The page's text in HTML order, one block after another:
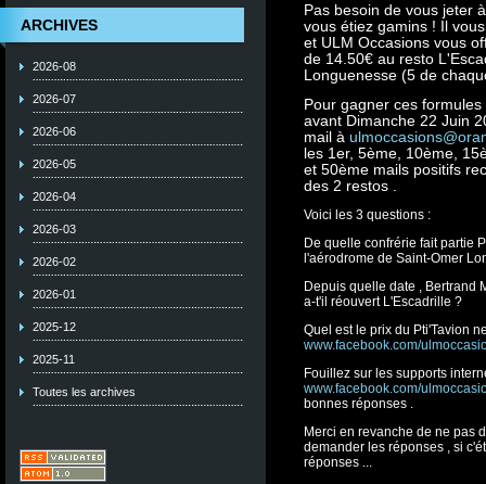
ARCHIVES
2026-08
2026-07
2026-06
2026-05
2026-04
2026-03
2026-02
2026-01
2025-12
2025-11
Toutes les archives
Pas besoin de vous jeter
vous étiez gamins ! Il
et ULM Occasions vous
de 14.50€ au resto
Longuenesse (5 de
Pour gagner ces
avant Dimanche 22 Juin
mail à
les 1er, 5ème, 10ème,
et 50ème mails positifs
des 2 restos .
Voici les 3 questions :
De quelle confrérie fait partie
l'aérodrome de Saint-Omer
Depuis quelle date , Bertrand
a-t'il réouvert L'Escadrille ?
Quel est le prix du Pti'Tavion
www.facebook.com/
Fouillez sur les supports
www.facebook.com/
bonnes réponses .
Merci en revanche de ne pas
demander les réponses , si
réponses ...